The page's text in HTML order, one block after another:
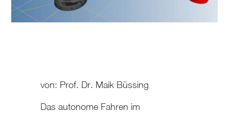
von: Prof. Dr. Maik Büssing
Das autonome Fahren im